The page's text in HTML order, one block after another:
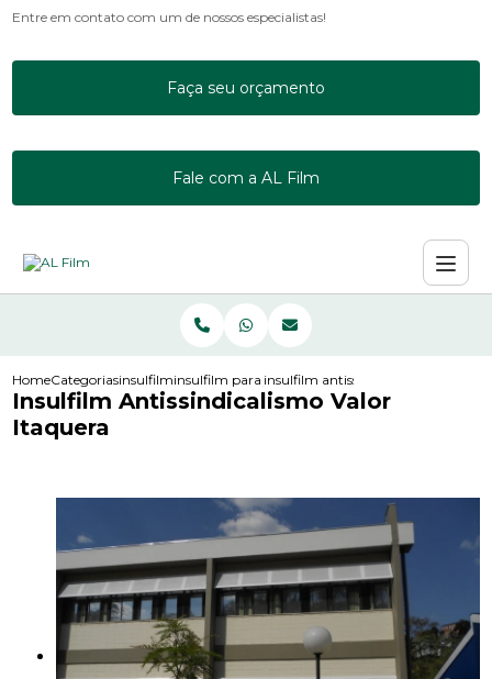
Entre em contato com um de nossos especialistas!
Faça seu orçamento
Fale com a AL Film
HomeCategoriasinsulfilminsulfilm para janela residencial
insulfilm antissindicalismo valor
Insulfilm Antissindicalismo Valor
Itaquera